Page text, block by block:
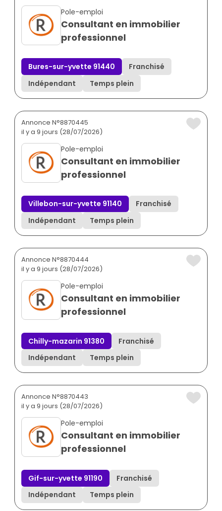
Pole-emploi
Consultant en immobilier
professionnel
Bures-sur-yvette 91440
Franchisé
Indépendant
Temps plein
Annonce N°8870445
il y a 9 jours (28/07/2026)
Pole-emploi
Consultant en immobilier
professionnel
Villebon-sur-yvette 91140
Franchisé
Indépendant
Temps plein
Annonce N°8870444
il y a 9 jours (28/07/2026)
Pole-emploi
Consultant en immobilier
professionnel
Chilly-mazarin 91380
Franchisé
Indépendant
Temps plein
Annonce N°8870443
il y a 9 jours (28/07/2026)
Pole-emploi
Consultant en immobilier
professionnel
Gif-sur-yvette 91190
Franchisé
Indépendant
Temps plein